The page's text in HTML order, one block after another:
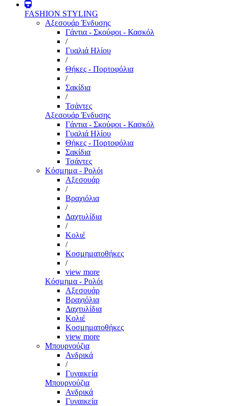
FASHION STYLING
Αξεσουάρ Ένδυσης
Γάντια - Σκούφοι - Κασκόλ
/
Γυαλιά Ηλίου
/
Θήκες - Πορτοφόλια
/
Σακίδια
/
Τσάντες
Αξεσουάρ Ένδυσης
Γάντια - Σκούφοι - Κασκόλ
Γυαλιά Ηλίου
Θήκες - Πορτοφόλια
Σακίδια
Τσάντες
Κόσμημα - Ρολόι
Αξεσουάρ
/
Βραχιόλια
/
Δαχτυλίδια
/
Κολιέ
/
Κοσμηματοθήκες
/
view more
Κόσμημα - Ρολόι
Αξεσουάρ
Βραχιόλια
Δαχτυλίδια
Κολιέ
Κοσμηματοθήκες
view more
Μπουρνούζια
Ανδρικά
/
Γυναικεία
Μπουρνούζια
Ανδρικά
Γυναικεία